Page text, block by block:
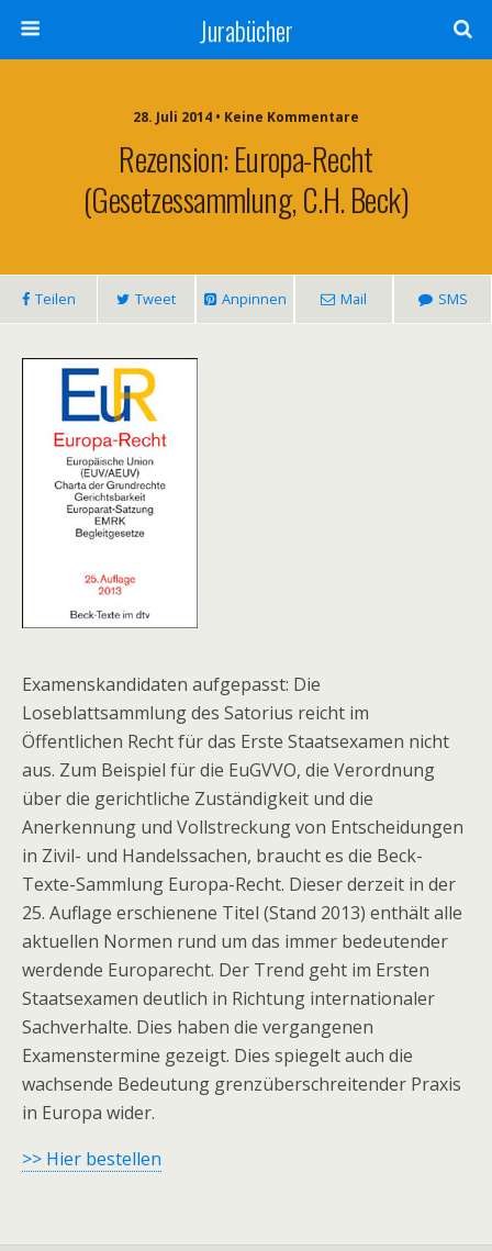
Jurabücher
28. Juli 2014 • Keine Kommentare
Rezension: Europa-Recht
(Gesetzessammlung, C.H. Beck)
Teilen Tweet Anpinnen Mail SMS
Examenskandidaten aufgepasst: Die
Loseblattsammlung des Satorius reicht im
Öffentlichen Recht für das Erste Staatsexamen nicht
aus. Zum Beispiel für die EuGVVO, die Verordnung
über die gerichtliche Zuständigkeit und die
Anerkennung und Vollstreckung von Entscheidungen
in Zivil- und Handelssachen, braucht es die Beck-
Texte-Sammlung Europa-Recht. Dieser derzeit in der
25. Auflage erschienene Titel (Stand 2013) enthält alle
aktuellen Normen rund um das immer bedeutender
werdende Europarecht. Der Trend geht im Ersten
Staatsexamen deutlich in Richtung internationaler
Sachverhalte. Dies haben die vergangenen
Examenstermine gezeigt. Dies spiegelt auch die
wachsende Bedeutung grenzüberschreitender Praxis
in Europa wider.
>> Hier bestellen